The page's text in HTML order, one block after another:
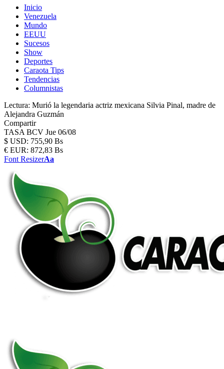
Inicio
Venezuela
Mundo
EEUU
Sucesos
Show
Deportes
Caraota Tips
Tendencias
Columnistas
Lectura: Murió la legendaria actriz mexicana Silvia Pinal, madre de
Alejandra Guzmán
Compartir
TASA BCV Jue 06/08
$ USD: 755,90 Bs
€ EUR: 872,83 Bs
Font ResizerAa